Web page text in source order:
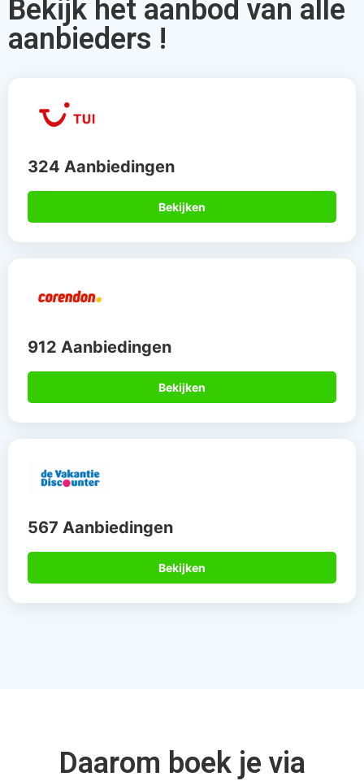
Bekijk het aanbod van alle
aanbieders !
324 Aanbiedingen
Bekijken
912 Aanbiedingen
Bekijken
567 Aanbiedingen
Bekijken
Daarom boek je via